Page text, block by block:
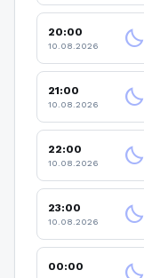
20:00
10.08.2026 clear_night
21:00
10.08.2026 clear_night
22:00
10.08.2026 clear_night
23:00
10.08.2026 clear_night
00:00 clear_night